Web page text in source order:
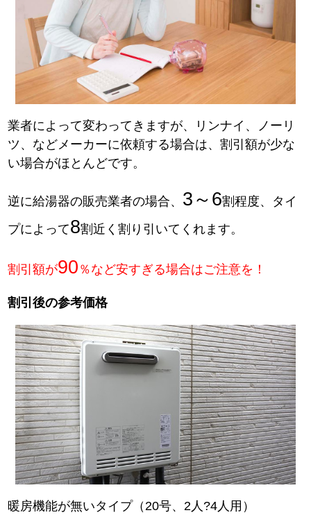
業者によって変わってきますが、リンナイ、ノーリ
ツ、などメーカーに依頼する場合は、割引額が少な
い場合がほとんどです。
逆に給湯器の販売業者の場合、 3～6割程度、タイ
プによって8割近く割り引いてくれます。
割引額が90 ％など安すぎる場合はご注意を！
割引後の参考価格
暖房機能が無いタイプ（20号、2人?4人用）